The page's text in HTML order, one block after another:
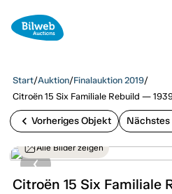
Start/Auktion/Finalauktion 2019/
Citroën 15 Six Familiale Rebuild —
chevron_left Vorheriges Objekt
Alle Bilder zeigen
Citroën 15 Six Familiale